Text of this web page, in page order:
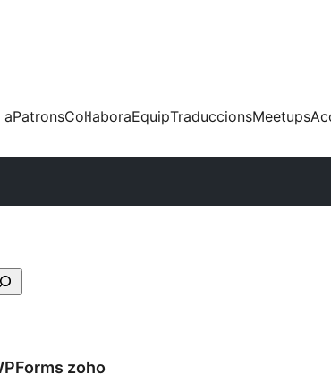
aPatronsCol·laboraEquipTraduccionsMeetups
zoho